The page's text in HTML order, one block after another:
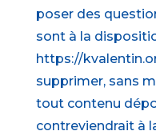
poser des
sont à la
https://
supprimer, sans
tout contenu
contreviendrait à